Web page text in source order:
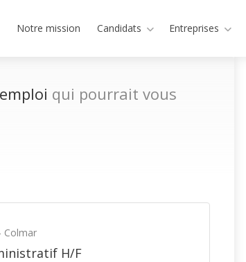
Notre mission Candidats Entreprises
qui pourrait vous
Colmar
H/F